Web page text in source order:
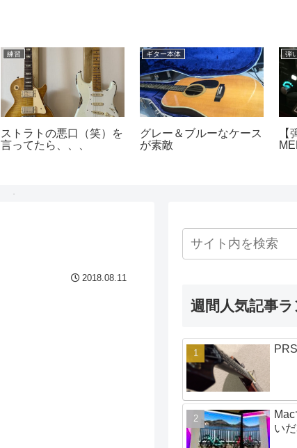
練習
ストラトの悪口（笑）を
言ってたら、、、
ギター本体
グレー＆ブルーなケース
が素敵
弾
【
2018.08.11
週間人気記事
い